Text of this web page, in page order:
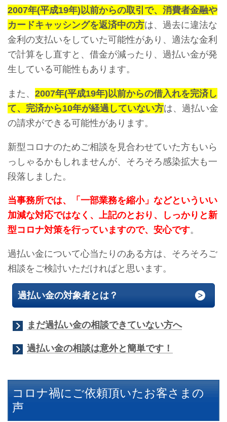
2007年(平成19年)以前からの取引で、消費者金融や
カードキャッシングを返済中の方は、過去に違法な
金利の支払いをしていた可能性があり、適法な金利
で計算をし直すと、借金が減ったり、過払い金が発
生している可能性もあります。
また、 2007年(平成19年)以前からの借入れを完済し
て、完済から10年が経過していない方は、過払い金
の請求ができる可能性があります。
新型コロナのためご相談を見合わせていた方もいら
っしゃるかもしれませんが、そろそろ感染拡大も一
段落しました。
当事務所では、「一部業務を縮小」などといういい
加減な対応ではなく、上記のとおり、しっかりと新
型コロナ対策を行っていますので、安心です。
過払い金について心当たりのある方は、そろそろご
相談をご検討いただければと思います。
過払い金の対象者とは？
まだ過払い金の相談できていない方へ
過払い金の相談は意外と簡単です！
コロナ禍にご依頼頂いたお客さまの
声